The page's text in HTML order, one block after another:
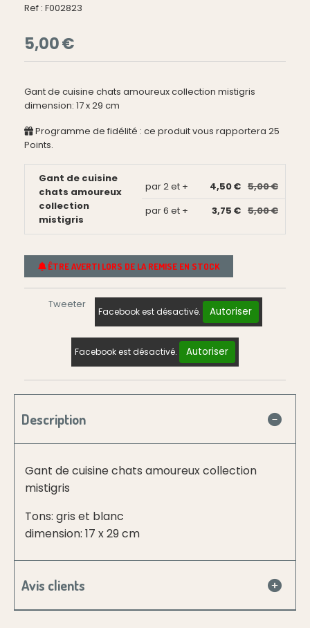
Ref : F002823
5,00€
Gant de cuisine chats amoureux collection mistigris
dimension: 17 x 29 cm
Programme de fidélité : ce produit vous rapportera 25
Points.
Gant de cuisine
chats amoureux
collection
mistigris
par 2 et + 4,50 € 5,00 €
par 6 et +
3,75 € 5,00 €
ÊTRE AVERTI LORS DE LA REMISE EN STOCK
Tweeter
Facebook est désactivé. Autoriser
Facebook est désactivé. Autoriser
Description
Gant de cuisine chats amoureux collection
mistigris
Tons: gris et blanc
dimension: 17 x 29 cm
Avis clients